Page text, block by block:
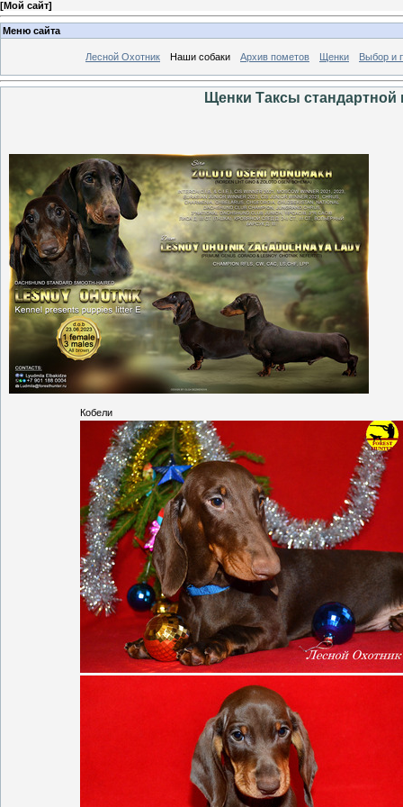
[Мой сайт]
Меню сайта
Лесной Охотник Наши собаки Архив пометов Щенки Выбор и
Щенки Таксы стандартной
Кобели